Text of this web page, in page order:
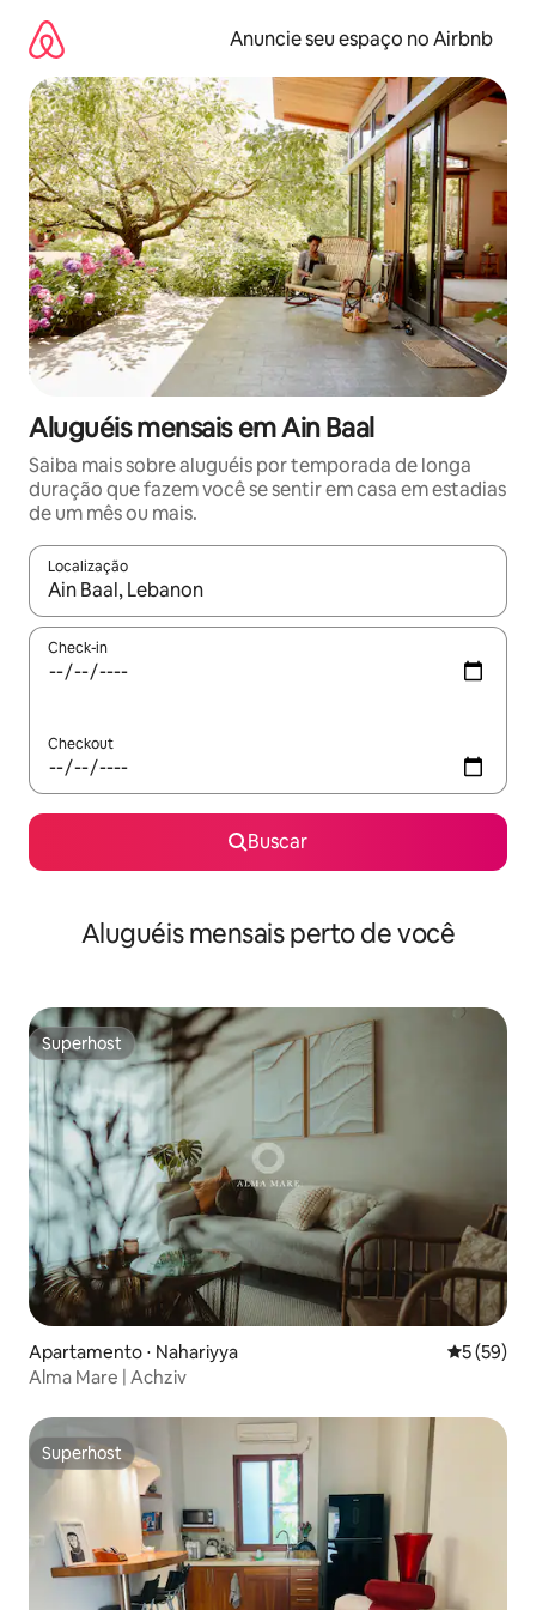
para
conteúdo
Anuncie seu espaço no Airbnb
Aluguéis mensais em Ain Baal
Saiba mais sobre aluguéis por temporada de longa
duração que fazem você se sentir em casa em estadias
de um mês ou mais.
Localização
Quando os resultados estiverem disponíveis, explore-os
Check-in
Checkout
Buscar
Aluguéis mensais perto de você
Superhost
Superhost
Apartamento ⋅ Nahariyya 5 de uma
5 (59)
Alma Mare | Achziv
Superhost
Superhost